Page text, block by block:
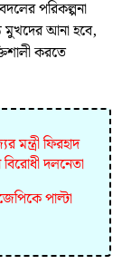
পরিকল্পনা
মুখদের আনা হবে,
করতে
মন্ত্রী ফিরহাদ
দলনেতা
পাল্টা